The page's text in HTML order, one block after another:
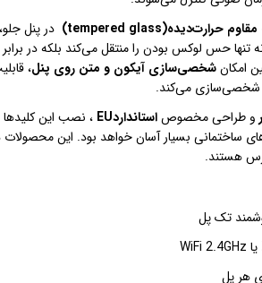
حرارت‌دیده(tempered glass) در پنل جلو،
تنها حس لوکس بودن را منتقل می‌کند بلکه در
امکانشخصی‌سازی آیکون و متن روی پنل،
شخصی‌سازی می‌کند.
و طراحی مخصوصاستانداردEU ، نصب این
ساختمانی بسیار آسان خواهد بود. این محصولات
هستند.
تک پل
یا WiFi 2.4GHz
هر پل